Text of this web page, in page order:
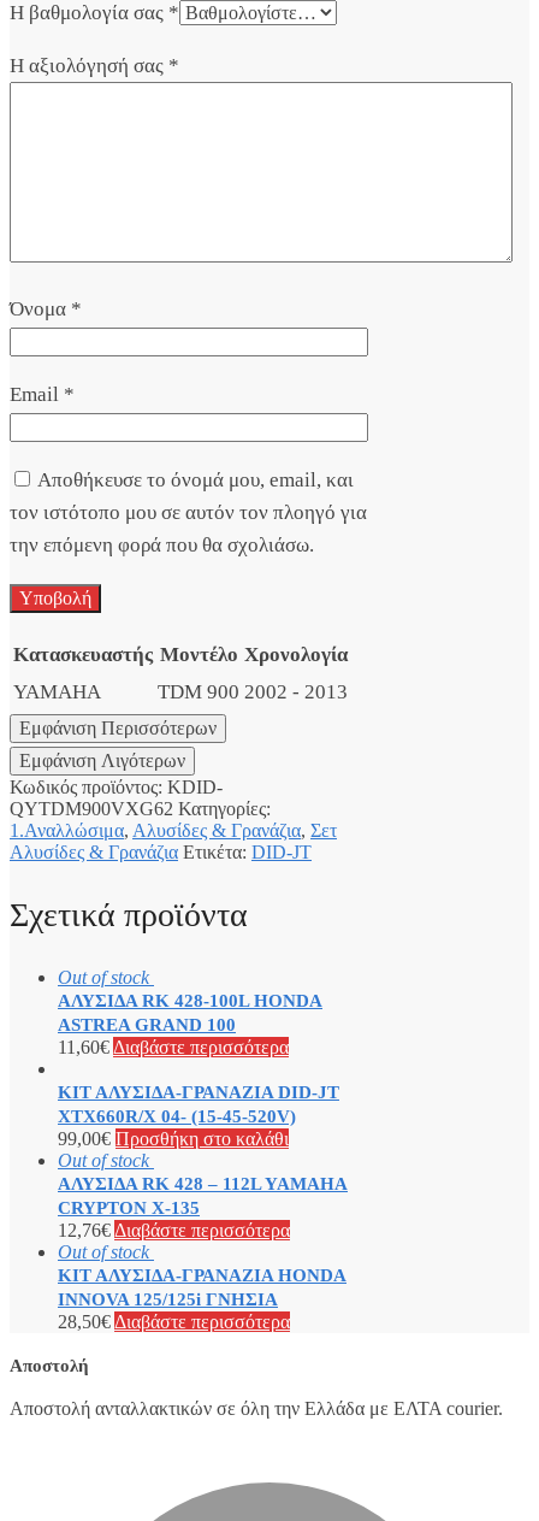
Η βαθμολογία σας *
Η αξιολόγησή σας *
Όνομα *
Email *
Αποθήκευσε το όνομά μου, email, και
τον ιστότοπο μου σε αυτόν τον πλοηγό για
την επόμενη φορά που θα σχολιάσω.
Κατασκευαστής Μοντέλο Χρονολογία
YAMAHA
TDM 900 2002 - 2013
Κωδικός προϊόντος: KDID-
QYTDM900VXG62 Κατηγορίες:
1.Αναλλώσιμα, Αλυσίδες & Γρανάζια, Σετ
Αλυσίδες & Γρανάζια Ετικέτα: DID-JT
Σχετικά προϊόντα
Out of stock
ΑΛΥΣΙΔΑ RK 428-100L HONDA
ASTREA GRAND 100
11,60€ Διαβάστε περισσότερα
ΚΙΤ ΑΛΥΣΙΔΑ-ΓΡΑΝΑΖΙΑ DID-JT
XTΧ660R/X 04- (15-45-520V)
99,00€ Προσθήκη στο καλάθι
Out of stock
ΑΛΥΣΙΔΑ RK 428 – 112L YAMAHA
CRYPTON X-135
12,76€ Διαβάστε περισσότερα
Out of stock
ΚΙΤ ΑΛΥΣΙΔΑ-ΓΡΑΝΑΖΙΑ HONDA
INNOVA 125/125i ΓΝΗΣΙΑ
28,50€ Διαβάστε περισσότερα
Αποστολή
Αποστολή ανταλλακτικών σε όλη την Ελλάδα με ΕΛΤΑ courier.